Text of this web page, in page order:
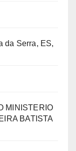
da Serra, ES,
MINISTERIO
BATISTA